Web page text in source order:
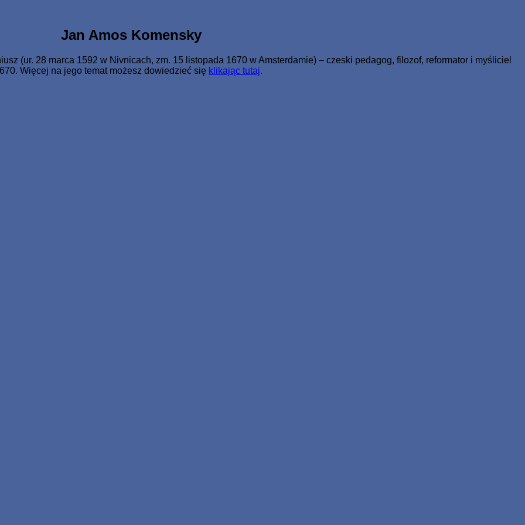
Jan Amos Komensky
(ur. 28 marca 1592 w Nivnicach, zm. 15 listopada 1670 w Amsterdamie) – czeski pedagog, filozof, reformator i myśliciel
Więcej na jego temat możesz dowiedzieć się klikając tutaj.